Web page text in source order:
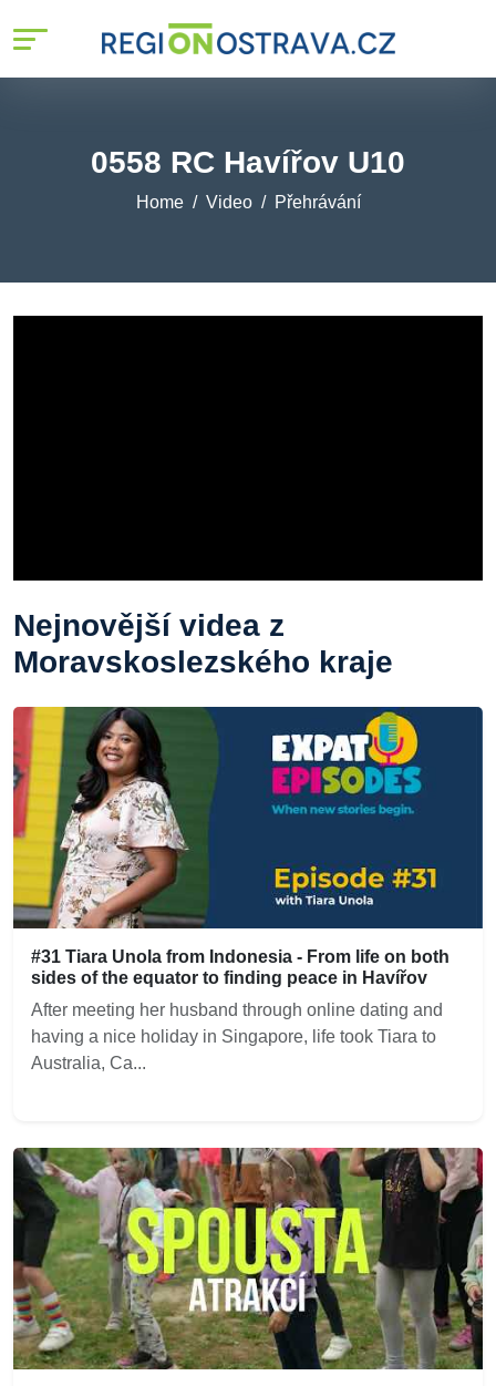
0558 RC Havířov U10
Home Video Přehrávání
Nejnovější videa z
Moravskoslezského kraje
#31 Tiara Unola from Indonesia - From life on both
sides of the equator to finding peace in Havířov
After meeting her husband through online dating and
having a nice holiday in Singapore, life took Tiara to
Australia, Ca...